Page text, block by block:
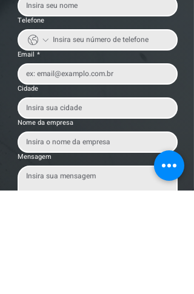
Telefone
Email *
Cidade
Nome da empresa
Mensagem